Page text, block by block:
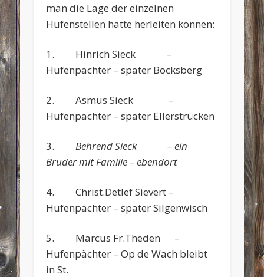
man die Lage der einzelnen
Hufenstellen hätte herleiten können:
1. Hinrich Sieck –
Hufenpächter – später Bocksberg
2. Asmus Sieck –
Hufenpächter – später Ellerstrücken
3.Behrend Sieck – ein
Bruder mit Familie – ebendort
4. Christ.Detlef Sievert –
Hufenpächter – später Silgenwisch
5. Marcus Fr.Theden –
Hufenpächter – Op de Wach bleibt
in St.